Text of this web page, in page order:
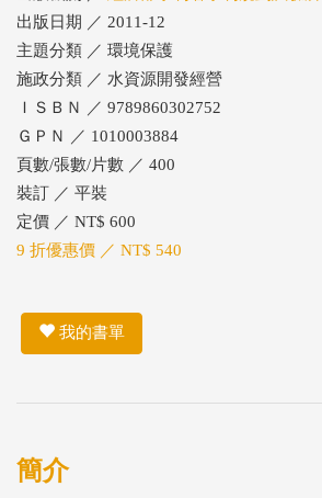
出版日期 ／ 2011-12
主題分類 ／ 環境保護
施政分類 ／ 水資源開發經營
ＩＳＢＮ ／ 9789860302752
ＧＰＮ ／ 1010003884
頁數/張數/片數 ／ 400
裝訂 ／ 平裝
定價 ／ NT$ 600
9 折優惠價 ／ NT$ 540
我的書單
簡介